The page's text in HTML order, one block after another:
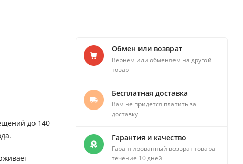
до 140
Обмен или возврат
Вернем или обменяем на другой
товар
Бесплатная доставка
Вам не придется платить за
доставку
Гарантия и качество
Гарантированный возврат товара
течение 10 дней